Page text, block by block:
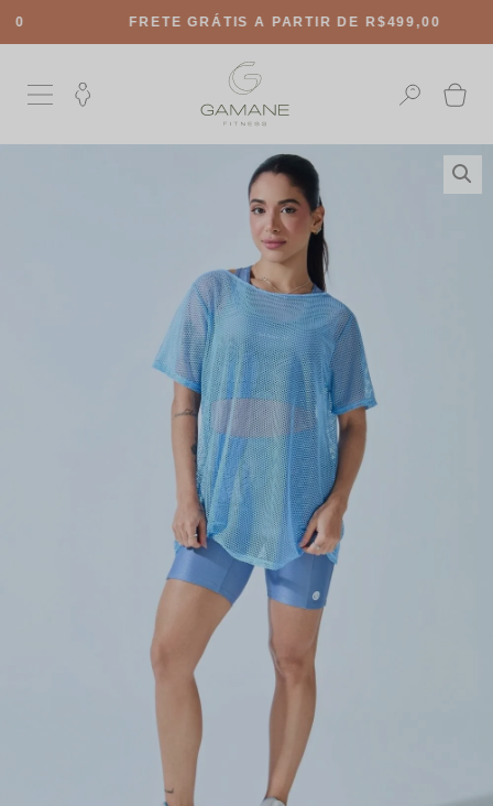
FRETE GRÁTISA PARTIR DE R$499,00